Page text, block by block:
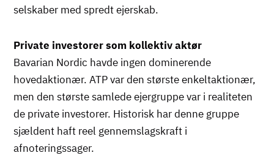
selskaber med spredt ejerskab.
Private investorer som kollektiv aktør
Bavarian Nordic havde ingen dominerende
hovedaktionær. ATP var den største enkeltaktionær,
men den største samlede ejergruppe var i realiteten
de private investorer. Historisk har denne gruppe
sjældent haft reel gennemslagskraft i
afnoteringssager.